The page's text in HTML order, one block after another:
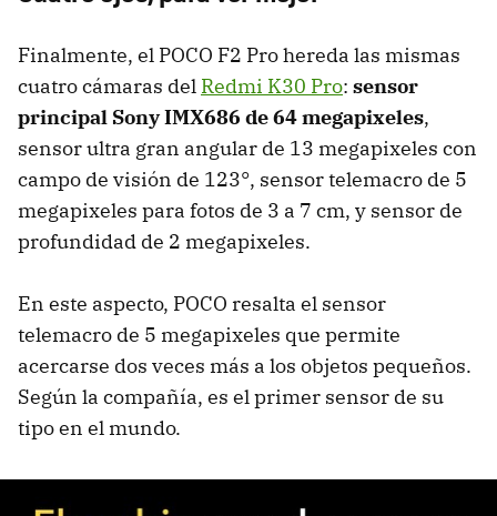
Finalmente, el POCO F2 Pro hereda las mismas
cuatro cámaras del Redmi K30 Pro: sensor
principal Sony IMX686 de 64 megapixeles,
sensor ultra gran angular de 13 megapixeles con
campo de visión de 123°, sensor telemacro de 5
megapixeles para fotos de 3 a 7 cm, y sensor de
profundidad de 2 megapixeles.
En este aspecto, POCO resalta el sensor
telemacro de 5 megapixeles que permite
acercarse dos veces más a los objetos pequeños.
Según la compañía, es el primer sensor de su
tipo en el mundo.